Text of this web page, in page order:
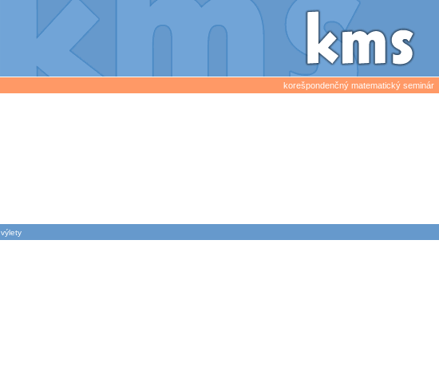
korešpondenčný matematický seminár
výlety